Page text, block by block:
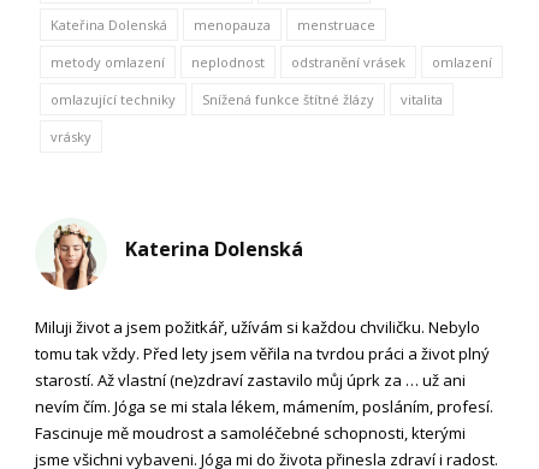
Kateřina Dolenská menopauza menstruace
metody omlazení neplodnost odstranění vrásek omlazení
omlazující techniky Snížená funkce štítné žlázy vitalita
vrásky
Katerina Dolenská
Miluji život a jsem požitkář, užívám si každou chviličku. Nebylo
tomu tak vždy. Před lety jsem věřila na tvrdou práci a život plný
starostí. Až vlastní (ne)zdraví zastavilo můj úprk za … už ani
nevím čím. Jóga se mi stala lékem, mámením, posláním, profesí.
Fascinuje mě moudrost a samoléčebné schopnosti, kterými
jsme všichni vybaveni. Jóga mi do života přinesla zdraví i radost.